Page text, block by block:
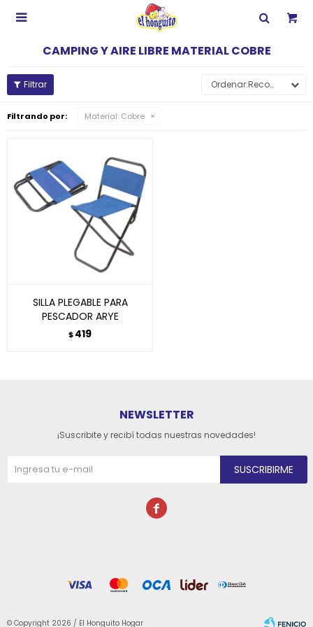

CAMPING Y AIRE LIBRE MATERIAL COBRE
Recomendados
Filtrando por: Material: Cobre
SILLA PLEGABLE PARA
PESCADOR ARYE
$419
NEWSLETTER
¡Suscribite y recibí todas nuestras novedades!
SUSCRIBIRME

© Copyright 2026 / El Honguito Hogar